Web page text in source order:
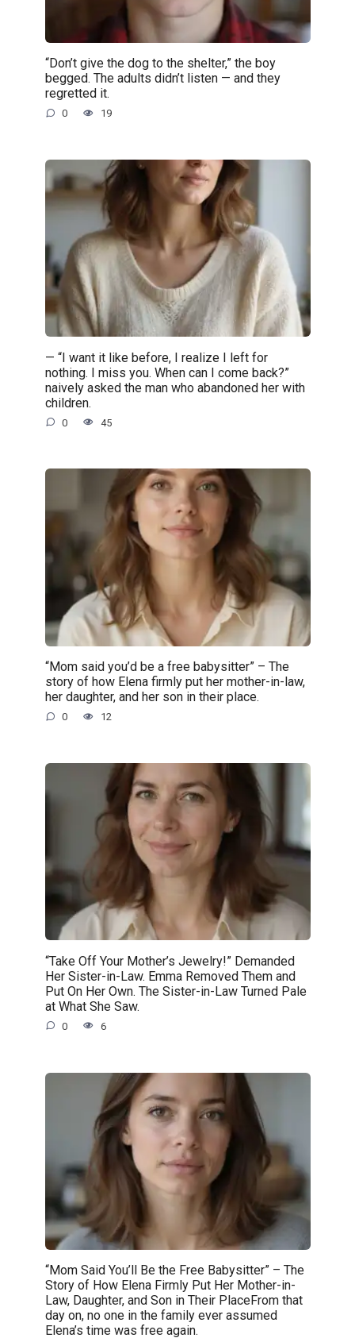
“Don’t give the dog to the shelter,” the boy
begged. The adults didn’t listen — and they
regretted it.
0 19
— “I want it like before, I realize I left for
nothing. I miss you. When can I come back?”
naively asked the man who abandoned her with
children.
0 45
“Mom said you’d be a free babysitter” – The
story of how Elena firmly put her mother-in-law,
her daughter, and her son in their place.
0 12
“Take Off Your Mother’s Jewelry!” Demanded
Her Sister-in-Law. Emma Removed Them and
Put On Her Own. The Sister-in-Law Turned Pale
at What She Saw.
0 6
“Mom Said You’ll Be the Free Babysitter” – The
Story of How Elena Firmly Put Her Mother-in-
Law, Daughter, and Son in Their PlaceFrom that
day on, no one in the family ever assumed
Elena’s time was free again.